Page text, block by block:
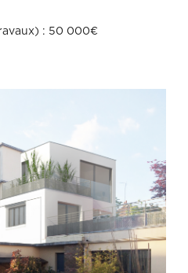
: 50 000€